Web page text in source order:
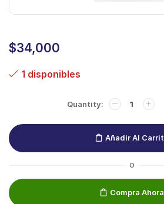
$34,000
1 disponibles
Añadir Al
O
Compra Ahora